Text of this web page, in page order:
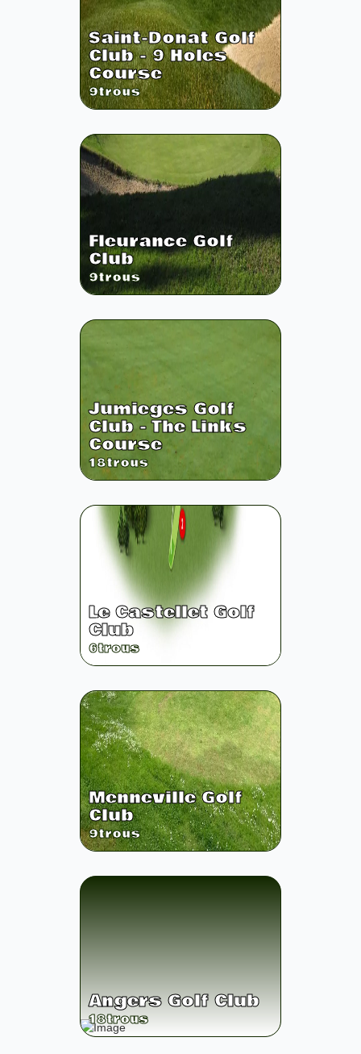
Saint-Donat Golf
Club - 9 Holes
Course
9trous
Fleurance Golf
Club
9trous
Jumieges Golf
Club - The Links
Course
18trous
Le Castellet Golf
Club
6trous
Menneville Golf
Club
9trous
Angers Golf Club
18trous